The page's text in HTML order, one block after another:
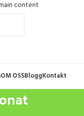
content
OM OSSBloggKontakt